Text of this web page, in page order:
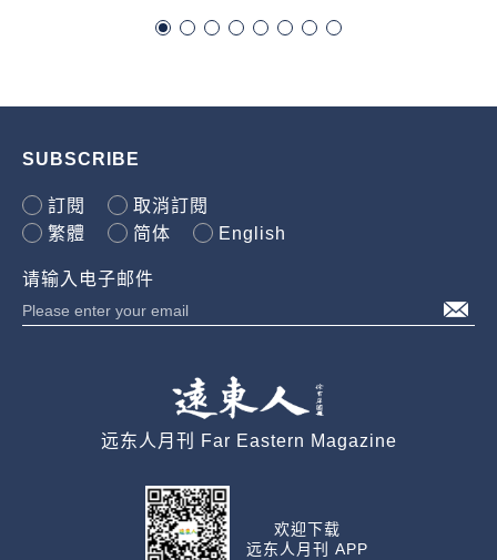
SUBSCRIBE
訂閱
取消訂閱
繁體
简体 English
请输入电子邮件
远东人月刊 Far Eastern Magazine
欢迎下载
远东人月刊 APP